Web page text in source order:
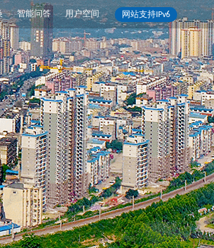
网站支持IPv6
智能问答 用户空间